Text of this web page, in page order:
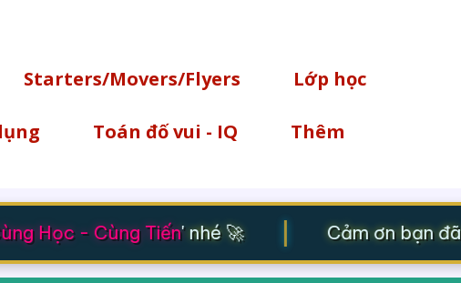
Starters/Movers/Flyers Lớp học
Toán đố vui - IQ Thêm
Học - Cùng Tiến' nhé 🚀 Cảm ơn bạn